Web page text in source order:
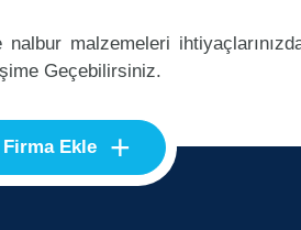
malzemeleri
Geçebilirsiniz.
Firma Ekle +